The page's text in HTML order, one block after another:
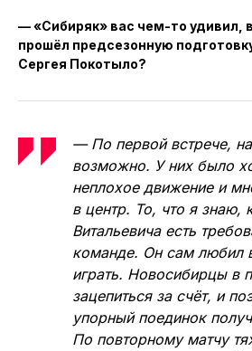
— «Сибиряк» вас чем-то удивил,
прошёл предсезонную
Сергея Покотыло?
— По первой встрече,
возможно. У них было
неплохое движение и
в центр. То, что я знаю,
Витальевича есть
команде. Он сам любил
играть. Новосибирцы в
зацепиться за счёт, и
упорный поединок
По повторному матчу